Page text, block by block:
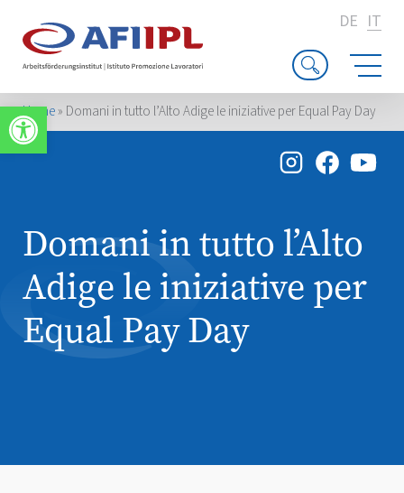
Apri la barra degli strumenti
DE IT
Home» Domani in tutto l’Alto Adige le iniziative per Equal Pay Day
Domani in tutto l’Alto
Adige le iniziative per
Equal Pay Day